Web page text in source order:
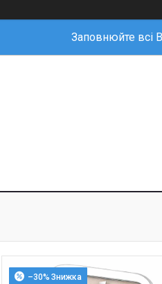
Заповнюйте всі
–30%